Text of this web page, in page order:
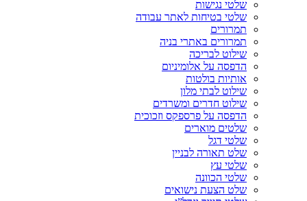
שלטי נגישות
שלטי בטיחות לאתר עבודה
תמרורים
תמרורים באתרי בניה
שילוט לבריכה
הדפסה על אלומיניום
אותיות בולטות
שילוט לבתי מלון
שילוט חדרים ומשרדים
הדפסה על פרספקס וזכוכית
שלטים מוארים
שלטי דגל
שלט תאורה לבניין
שלטי עץ
שלטי הכוונה
שלט הצעת נישואים